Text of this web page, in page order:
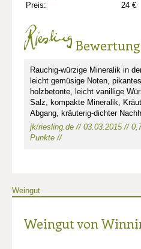
Preis:
24 €
Bewertung
Rauchig-würzige Mineralik in
leicht gemüsige Noten,
holzbetonte, leicht vanillige
Salz, kompakte Mineralik,
Abgang, kräuterig-dichter
jk/riesling.de // 03.03.2015 //
Punkte //
Weingut
Weingut von